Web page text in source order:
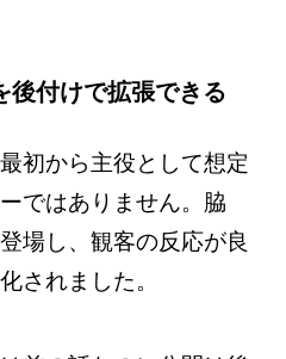
付けで拡張できる
初から主役として想定
ではありません。脇
場し、観客の反応が良
されました。